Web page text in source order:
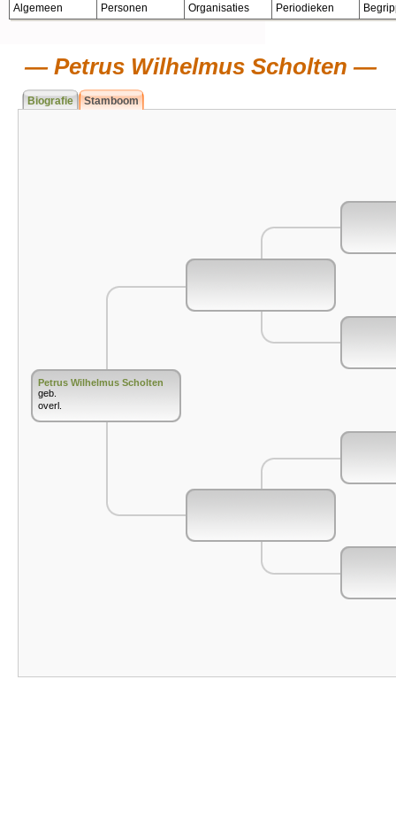
Algemeen Personen Organisaties Periodieken
Petrus Wilhelmus Scholten
Biografie Stamboom
Petrus Wilhelmus Scholten
geb.
overl.